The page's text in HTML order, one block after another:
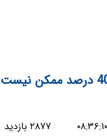
۲۸۷۷ بازدید